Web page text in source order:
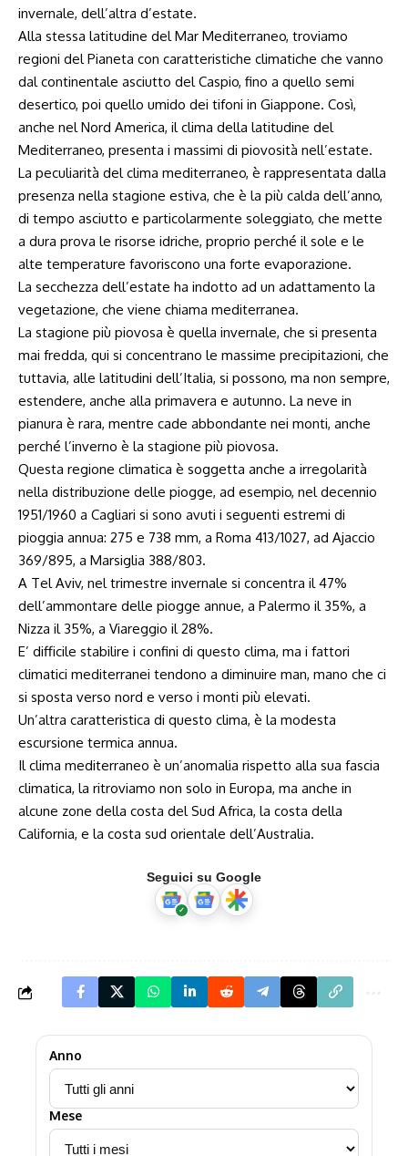
invernale, dell’altra d’estate.
Alla stessa latitudine del Mar Mediterraneo, troviamo
regioni del Pianeta con caratteristiche climatiche che vanno
dal continentale asciutto del Caspio, fino a quello semi
desertico, poi quello umido dei tifoni in Giappone. Così,
anche nel Nord America, il clima della latitudine del
Mediterraneo, presenta i massimi di piovosità nell’estate.
La peculiarità del clima mediterraneo, è rappresentata dalla
presenza nella stagione estiva, che è la più calda dell’anno,
di tempo asciutto e particolarmente soleggiato, che mette
a dura prova le risorse idriche, proprio perché il sole e le
alte temperature favoriscono una forte evaporazione.
La secchezza dell’estate ha indotto ad un adattamento la
vegetazione, che viene chiama mediterranea.
La stagione più piovosa è quella invernale, che si presenta
mai fredda, qui si concentrano le massime precipitazioni, che
tuttavia, alle latitudini dell’Italia, si possono, ma non sempre,
estendere, anche alla primavera e autunno. La neve in
pianura è rara, mentre cade abbondante nei monti, anche
perché l’inverno è la stagione più piovosa.
Questa regione climatica è soggetta anche a irregolarità
nella distribuzione delle piogge, ad esempio, nel decennio
1951/1960 a Cagliari si sono avuti i seguenti estremi di
pioggia annua: 275 e 738 mm, a Roma 413/1027, ad Ajaccio
369/895, a Marsiglia 388/803.
A Tel Aviv, nel trimestre invernale si concentra il 47%
dell’ammontare delle piogge annue, a Palermo il 35%, a
Nizza il 35%, a Viareggio il 28%.
E’ difficile stabilire i confini di questo clima, ma i fattori
climatici mediterranei tendono a diminuire man, mano che ci
si sposta verso nord e verso i monti più elevati.
Un’altra caratteristica di questo clima, è la modesta
escursione termica annua.
Il clima mediterraneo è un’anomalia rispetto alla sua fascia
climatica, la ritroviamo non solo in Europa, ma anche in
alcune zone della costa del Sud Africa, la costa della
California, e la costa sud orientale dell’Australia.
Seguici su Google
Anno
Mese